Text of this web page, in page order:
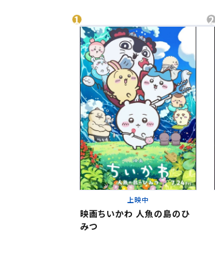
北海道
東北
関東
北越
上映中
映画ちいかわ 人魚の島のひ
みつ